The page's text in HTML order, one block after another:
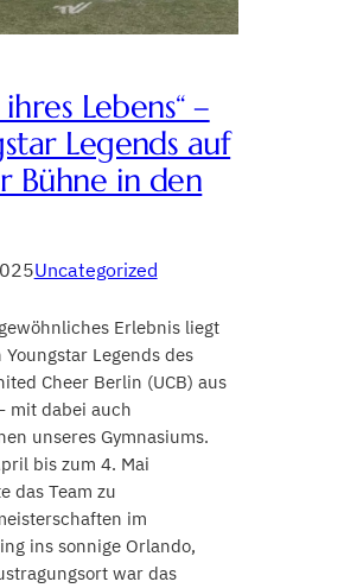
ihres Lebens“ –
Legends auf
Bühne in den
Uncategorized
Erlebnis liegt
Legends des
Cheer Berlin (UCB) aus
mit dabei auch
unseres Gymnasiums.
bis zum 4. Mai
das Team zu
im
ins sonnige Orlando,
war das